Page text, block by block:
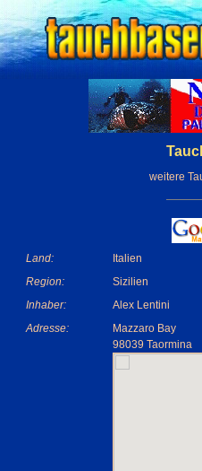
weitere
Land:
Italien
Region:
Sizilien
Inhaber:
Alex Lentini
Adresse:
Mazzaro Bay
98039 Taormina